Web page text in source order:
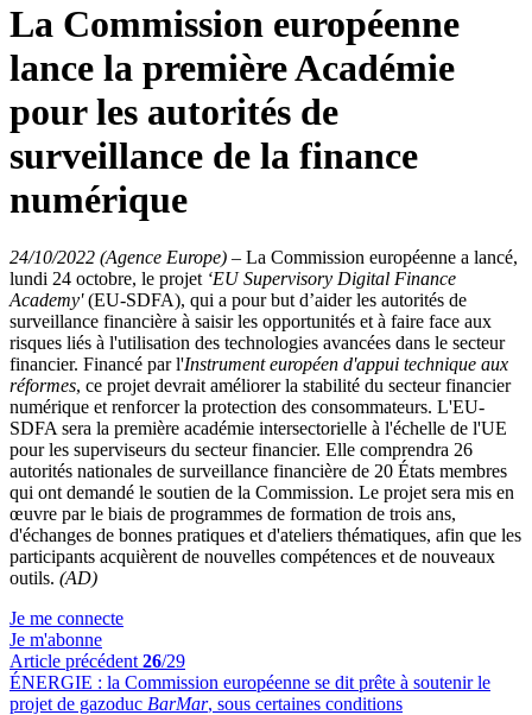
La Commission européenne
lance la première Académie
pour les autorités de
surveillance de la finance
numérique
24/10/2022 (Agence Europe) – La Commission européenne a lancé,
lundi 24 octobre, le projet ‘EU Supervisory Digital Finance
Academy'(EU-SDFA), qui a pour but d’aider les autorités de
surveillance financière à saisir les opportunités et à faire face aux
risques liés à l'utilisation des technologies avancées dans le secteur
financier. Financé par l'Instrument européen d'appui technique aux
réformes, ce projet devrait améliorer la stabilité du secteur financier
numérique et renforcer la protection des consommateurs. L'EU-
SDFA sera la première académie intersectorielle à l'échelle de l'UE
pour les superviseurs du secteur financier. Elle comprendra 26
autorités nationales de surveillance financière de 20 États membres
qui ont demandé le soutien de la Commission. Le projet sera mis en
œuvre par le biais de programmes de formation de trois ans,
d'échanges de bonnes pratiques et d'ateliers thématiques, afin que les
participants acquièrent de nouvelles compétences et de nouveaux
outils. (AD)
Je me connecte
Je m'abonne
Article précédent 26/29
ÉNERGIE : la Commission européenne se dit prête à soutenir le
projet de gazoduc BarMar, sous certaines conditions